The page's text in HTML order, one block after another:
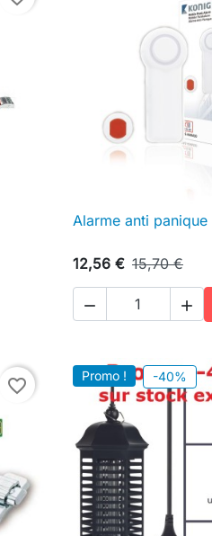
au panier
 Aperçu
Alarme anti
12,56 € 15,70 €
 
favorite_border Promo ! -40%